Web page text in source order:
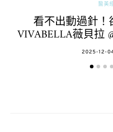
醫美
看不出動過針
VIVABELLA薇貝拉
POSTED
2025-12-